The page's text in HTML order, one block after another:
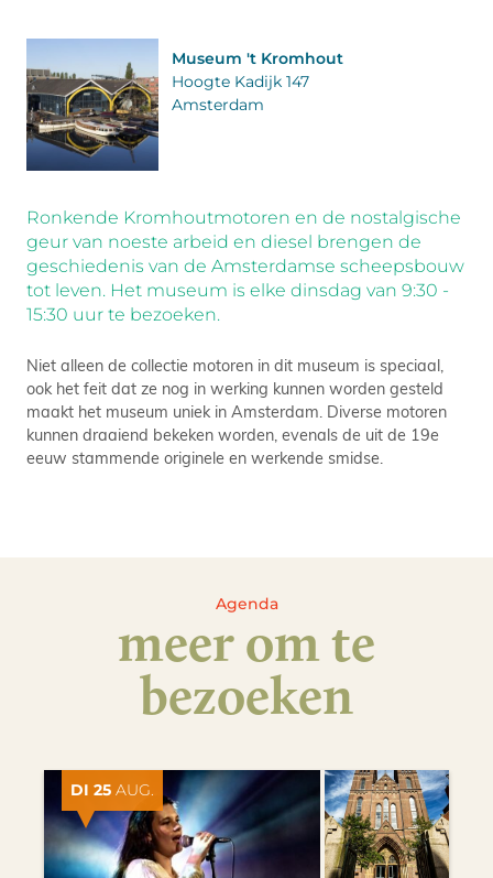
Museum 't Kromhout
Hoogte Kadijk 147
Amsterdam
Ronkende Kromhoutmotoren en de nostalgische
geur van noeste arbeid en diesel brengen de
geschiedenis van de Amsterdamse scheepsbouw
tot leven. Het museum is elke dinsdag van 9:30 -
15:30 uur te bezoeken.
Niet alleen de collectie motoren in dit museum is speciaal,
ook het feit dat ze nog in werking kunnen worden gesteld
maakt het museum uniek in Amsterdam. Diverse motoren
kunnen draaiend bekeken worden, evenals de uit de 19e
eeuw stammende originele en werkende smidse.
Agenda
meer om te
bezoeken
DI 25 AUG.